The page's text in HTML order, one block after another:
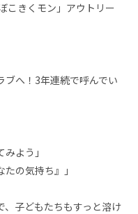
こきくモン」アウトリー
ブへ！3年連続で呼んでい
よう」
の気持ち』」
、子どもたちもすっと溶け